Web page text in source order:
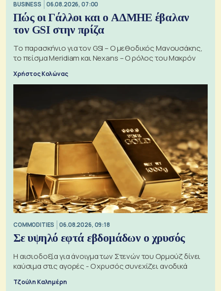
BUSINESS 06.08.2026, 07:00
Πώς οι Γάλλοι και ο ΑΔΜΗΕ έβαλαν
τον GSI στην πρίζα
Το παρασκήνιο για τον GSI – Ο μεθοδικός Μανουσάκης,
το πείσμα Meridiam και Nexans – Ο ρόλος του Μακρόν
Χρήστος Κολώνας
COMMODITIES 06.08.2026, 09:18
Σε υψηλό εφτά εβδομάδων ο χρυσός
Η αισιοδοξία για άνοιγμα των Στενών του Ορμούζ δίνει
καύσιμα στις αγορές - Ο χρυσός συνεχίζει ανοδικά
Τζούλη Καλημέρη